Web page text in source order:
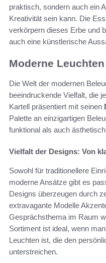
praktisch, sondern auch ein
Kreativität sein kann. Die
verkörpern dieses Erbe und
auch eine künstlerische
Moderne
Die Welt der modernen
beeindruckende Vielfalt, die
Kartell präsentiert mit seinen
Palette an einzigartigen
funktional als auch
Vielfalt der Designs: Von
Sowohl für traditionellere
moderne Ansätze gibt es
Designs überzeugen durch
extravagante Modelle
Gesprächsthema im Raum
Sortiment ist ideal, wenn
Leuchten ist, die den
unterstreichen.